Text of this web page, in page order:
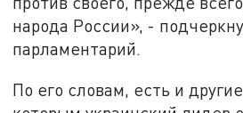
народа России», -
парламентарий.
По его словам, есть и